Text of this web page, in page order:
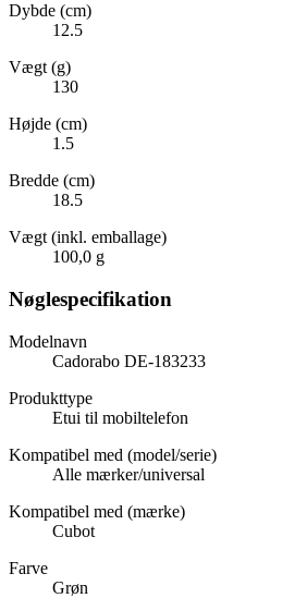
Dybde (cm)
12.5
Vægt (g)
130
Højde (cm)
1.5
Bredde (cm)
18.5
Vægt (inkl. emballage)
100,0 g
Nøglespecifikation
Modelnavn
Cadorabo DE-183233
Produkttype
Etui til mobiltelefon
Kompatibel med (model/serie)
Alle mærker/universal
Kompatibel med (mærke)
Cubot
Farve
Grøn